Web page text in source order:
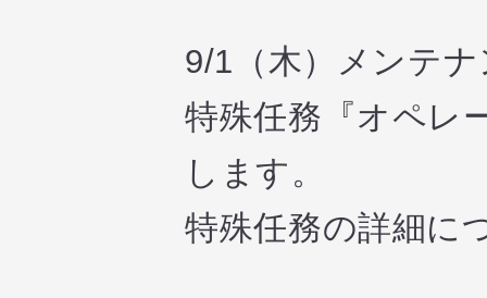
9/1（木）メンテ
特殊任務『オペレ
します。
特殊任務の詳細に